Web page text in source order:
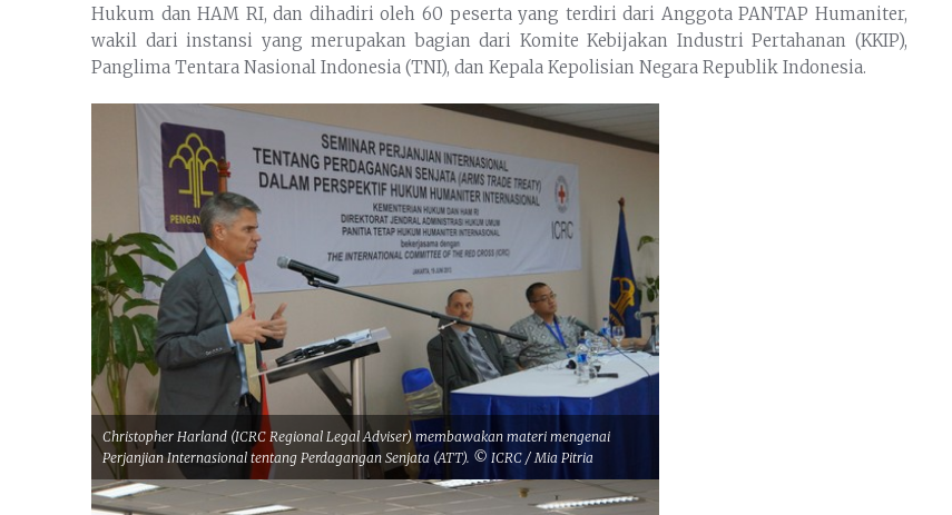
Hukum dan HAM RI, dan dihadiri oleh 60 peserta yang terdiri dari Anggota PANTAP Humaniter,
wakil dari instansi yang merupakan bagian dari Komite Kebijakan Industri Pertahanan (KKIP),
Panglima Tentara Nasional Indonesia (TNI), dan Kepala Kepolisian Negara Republik Indonesia.
Christopher Harland (ICRC Regional Legal Adviser) membawakan materi mengenai
Perjanjian Internasional tentang Perdagangan Senjata (ATT). © ICRC / Mia Pitria